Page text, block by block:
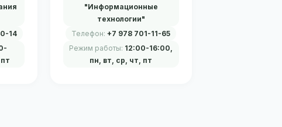
14
"Информационные
технологии"
Телефон:+7 978 701-11-65
Режим работы: 12:00-16:00,
пн, вт, ср, чт, пт